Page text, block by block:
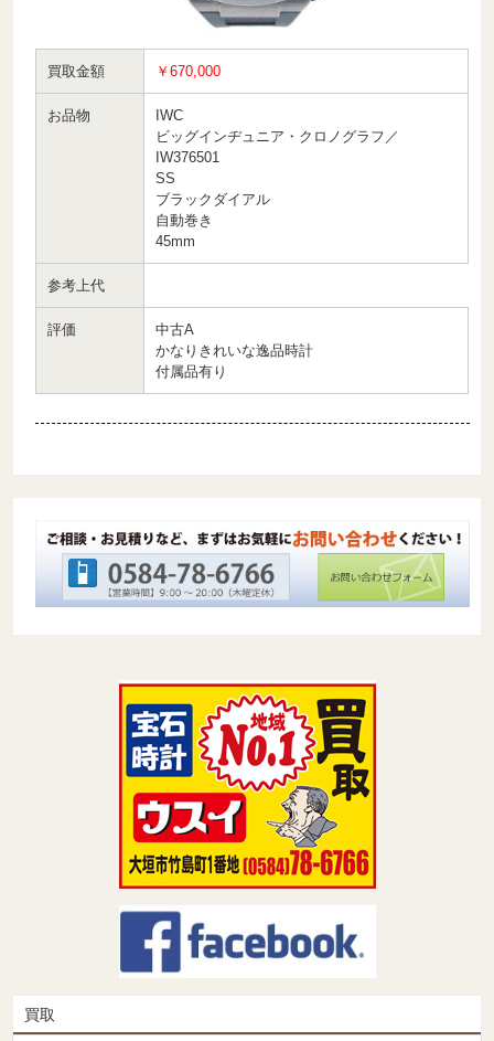
買取金額 ￥670,000
お品物
IWC
ビッグインヂュニア・クロノグラフ／
IW376501
SS
ブラックダイアル
自動巻き
45mm
参考上代
評価
中古A
かなりきれいな逸品時計
付属品有り
買取